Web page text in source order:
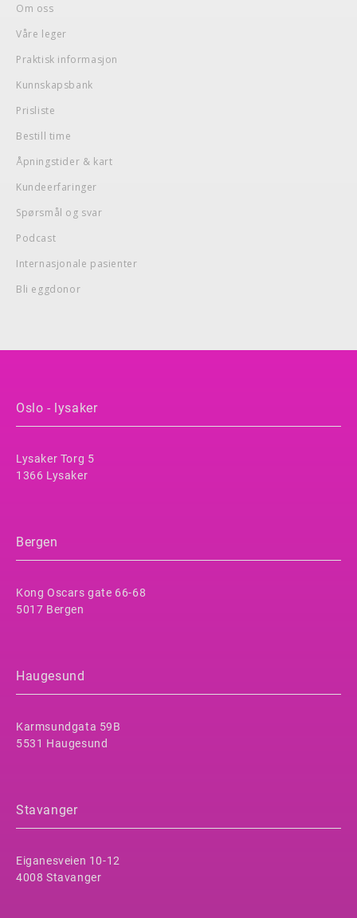
Om oss
Våre leger
Praktisk informasjon
Kunnskapsbank
Prisliste
Bestill time
Åpningstider & kart
Kundeerfaringer
Spørsmål og svar
Podcast
Internasjonale pasienter
Bli eggdonor
Oslo - lysaker
Lysaker Torg 5
1366 Lysaker
Bergen
Kong Oscars gate 66-68
5017 Bergen
Haugesund
Karmsundgata 59B
5531 Haugesund
Stavanger
Eiganesveien 10-12
4008 Stavanger